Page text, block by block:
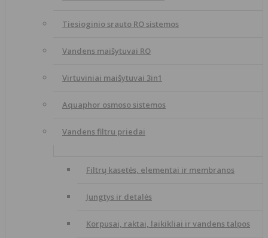
Tiesioginio srauto RO sistemos
Vandens maišytuvai RO
Virtuviniai maišytuvai 3in1
Aquaphor osmoso sistemos
Vandens filtru priedai
Filtrų kasetės, elementai ir membranos
Jungtys ir detalės
Korpusai, raktai, laikikliai ir vandens talpos